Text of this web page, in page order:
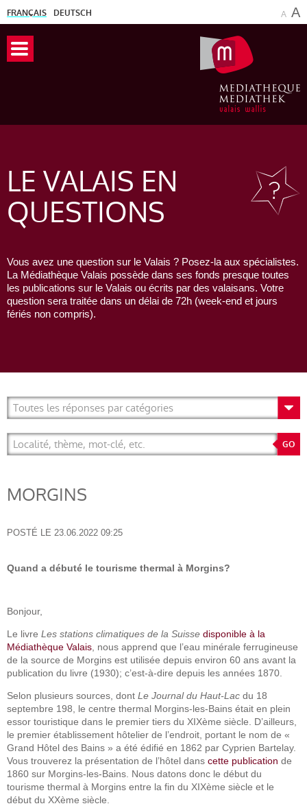
FRANÇAIS DEUTSCH A A
LE VALAIS EN
QUESTIONS
Vous avez une question sur le Valais ? Posez-la aux spécialistes.
La Médiathèque Valais possède dans ses fonds presque toutes
les publications sur le Valais ou écrits par des valaisans. Votre
question sera traitée dans un délai de 72h (week-end et jours
fériés non compris).
MORGINS
POSTÉ LE 23.06.2022 09:25
Quand a débuté le tourisme thermal à Morgins?
Bonjour,
Le livre Les stations climatiques de la Suisse disponible à la
Médiathèque Valais , nous apprend que l’eau minérale ferrugineuse
de la source de Morgins est utilisée depuis environ 60 ans avant la
publication du livre (1930); c’est-à-dire depuis les années 1870.
Selon plusieurs sources, dont Le Journal du Haut-Lac du 18
septembre 198, le centre thermal Morgins-les-Bains était en plein
essor touristique dans le premier tiers du XIXème siècle. D’ailleurs,
le premier établissement hôtelier de l’endroit, portant le nom de «
Grand Hôtel des Bains » a été édifié en 1862 par Cyprien Bartelay.
Vous trouverez la présentation de l’hôtel dans cette publication de
1860 sur Morgins-les-Bains. Nous datons donc le début du
tourisme thermal à Morgins entre la fin du XIXème siècle et le
début du XXème siècle.